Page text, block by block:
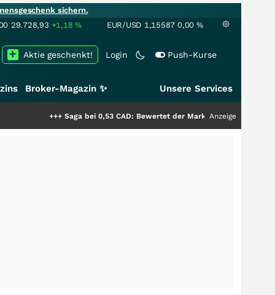
sichern.
29.728,93 +1,18% EUR/USD 1,15587 0,00 %
Login Push-Kurse
Aktie geschenkt!
Broker-Magazin ✨ Unsere Services
Saga bei 0,53 CAD: Bewertet der Markt noch immer nur die Hälfte
Anzeige